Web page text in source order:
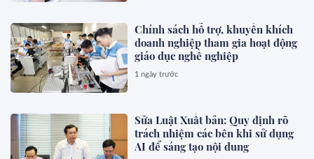
Chính sách hỗ trợ, khuyến khích
doanh nghiệp tham gia hoạt động
giáo dục nghề nghiệp
1 ngày trước
Sửa Luật Xuất bản: Quy định rõ
trách nhiệm các bên khi sử dụng
AI để sáng tạo nội dung